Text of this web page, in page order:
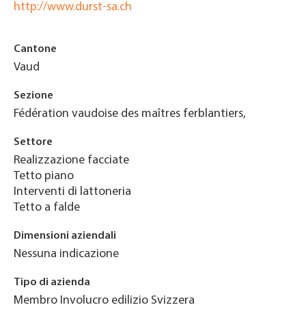
http://www.durst-sa.ch
Cantone
Vaud
Sezione
Fédération vaudoise des maîtres ferblantiers,
Settore
Realizzazione facciate
Tetto piano
Interventi di lattoneria
Tetto a falde
Dimensioni aziendali
Nessuna indicazione
Tipo di azienda
Membro Involucro edilizio Svizzera